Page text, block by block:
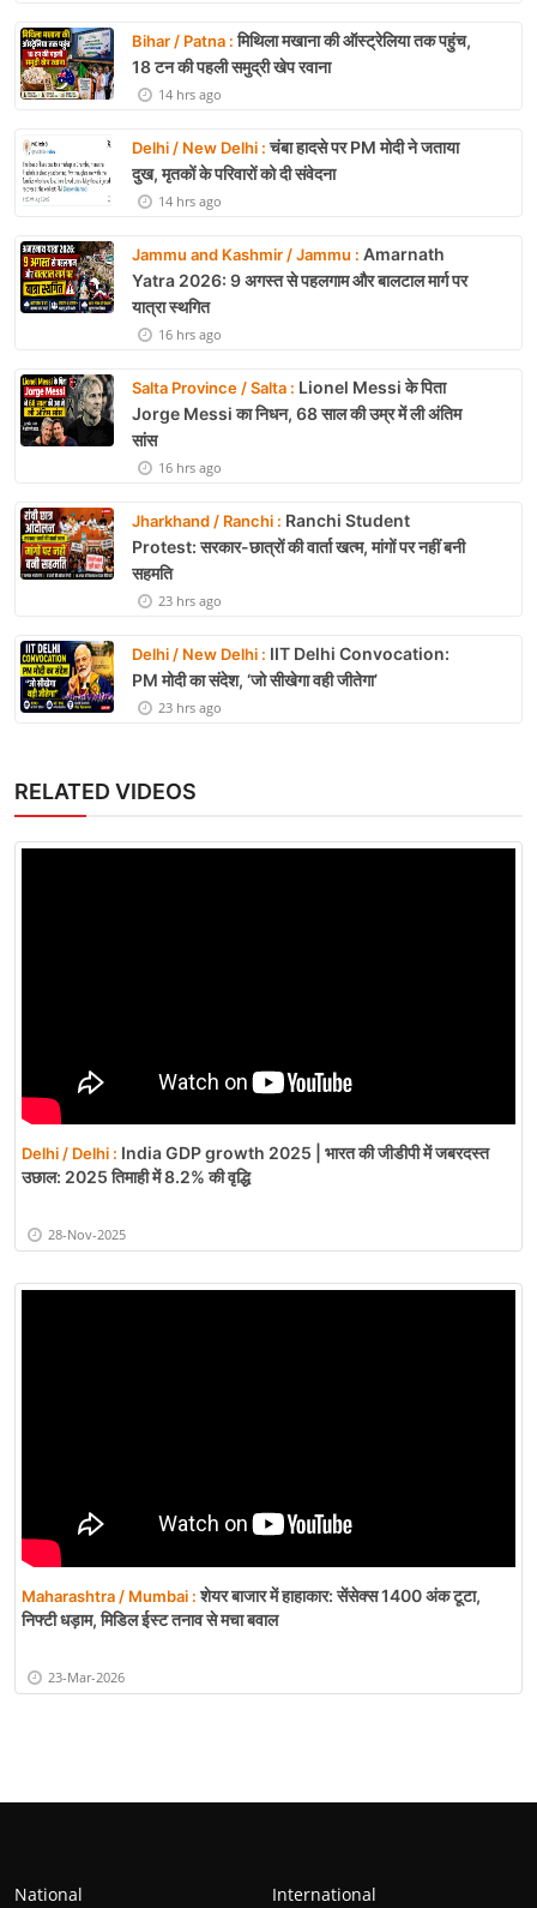
Bihar / Patna :मिथिला मखाना की ऑस्ट्रेलिया तक पहुंच,
18 टन की पहली समुद्री खेप रवाना
14 hrs ago
Delhi / New Delhi :चंबा हादसे पर PM मोदी ने जताया
दुख, मृतकों के परिवारों को दी संवेदना
14 hrs ago
Jammu and Kashmir / Jammu : Amarnath
Yatra 2026: 9 अगस्त से पहलगाम और बालटाल मार्ग पर
यात्रा स्थगित
16 hrs ago
Salta Province / Salta : Lionel Messi के पिता
Jorge Messi का निधन, 68 साल की उम्र में ली अंतिम
सांस
16 hrs ago
Jharkhand / Ranchi : Ranchi Student
Protest: सरकार-छात्रों की वार्ता खत्म, मांगों पर नहीं बनी
सहमति
23 hrs ago
Delhi / New Delhi : IIT Delhi Convocation:
PM मोदी का संदेश, ‘जो सीखेगा वही जीतेगा’
23 hrs ago
RELATED VIDEOS
Delhi / Delhi : India GDP growth 2025 | भारत की जीडीपी में जबरदस्त
उछाल: 2025 तिमाही में 8.2% की वृद्धि
28-Nov-2025
Maharashtra / Mumbai :शेयर बाजार में हाहाकार: सेंसेक्स 1400 अंक टूटा,
निफ्टी धड़ाम, मिडिल ईस्ट तनाव से मचा बवाल
23-Mar-2026
National
International